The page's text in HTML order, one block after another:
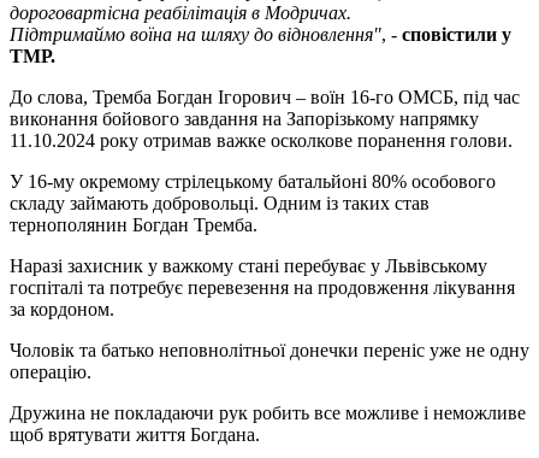
дороговартісна реабілітація в Модричах.
Підтримаймо воїна на шляху до відновлення", - сповістили у
ТМР.
До слова, Тремба Богдан Ігорович – воїн 16-го ОМСБ, під час
виконання бойового завдання на Запорізькому напрямку
11.10.2024 року отримав важке осколкове поранення голови.
У 16-му окремому стрілецькому батальйоні 80% особового
складу займають добровольці. Одним із таких став
тернополянин Богдан Тремба.
Наразі захисник у важкому стані перебуває у Львівському
госпіталі та потребує перевезення на продовження лікування
за кордоном.
Чоловік та батько неповнолітньої донечки переніс уже не одну
операцію.
Дружина не покладаючи рук робить все можливе і неможливе
щоб врятувати життя Богдана.